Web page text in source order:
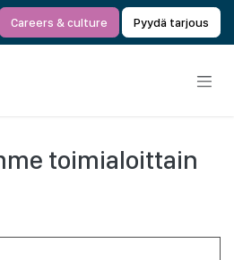
Careers & culture Pyydä tarjous
toimialoittain